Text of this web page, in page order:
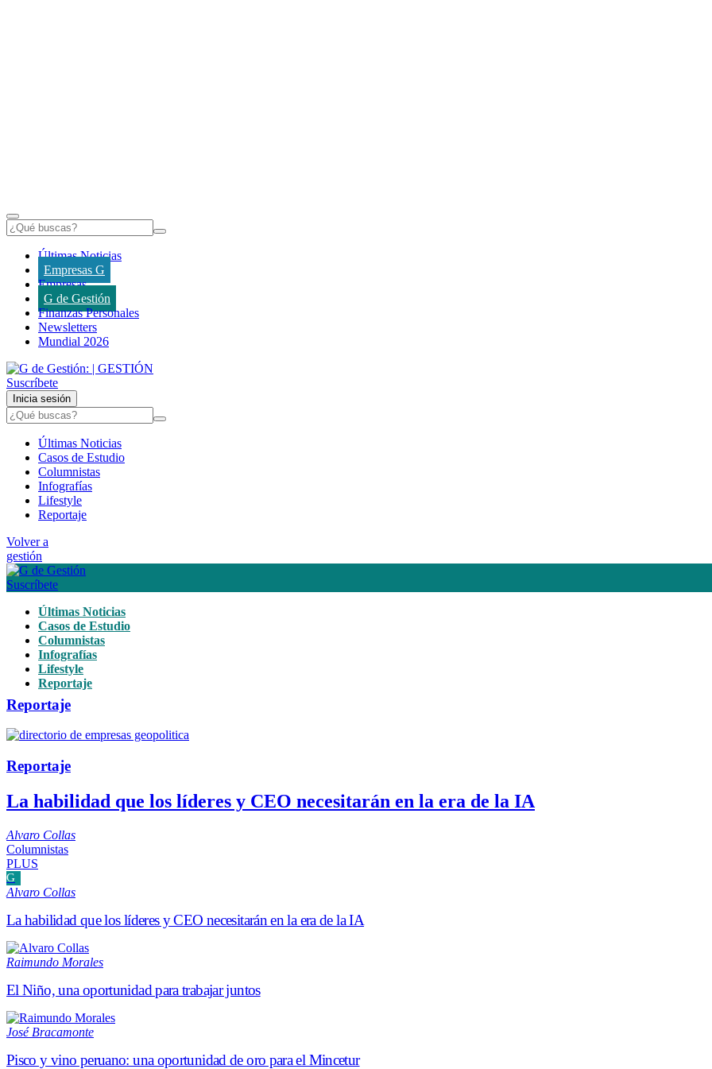
Últimas Noticias
Empresas G
Empresas
G de Gestión
Finanzas Personales
Newsletters
Mundial 2026
Suscríbete
Inicia sesión
Últimas Noticias
Casos de Estudio
Columnistas
Infografías
Lifestyle
Reportaje
Volver a
gestión
Suscríbete
Últimas Noticias
Casos de Estudio
Columnistas
Infografías
Lifestyle
Reportaje
Reportaje
Reportaje
La habilidad que los líderes y CEO necesitarán en la era de la IA
Alvaro Collas
Columnistas
PLUS
G
Alvaro Collas
La habilidad que los líderes y CEO necesitarán en la era de la IA
Raimundo Morales
El Niño, una oportunidad para trabajar juntos
José Bracamonte
Pisco y vino peruano: una oportunidad de oro para el Mincetur